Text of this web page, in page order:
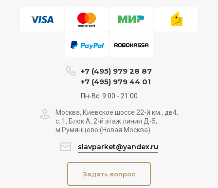
+7 (495) 979 28 87
+7 (495) 979 44 01
Пн-Вс: 9:00 - 21:00
Москва, Киевское шоссе 22-й км., дв4,
с. 1, Блок А, 2-й этаж линия Д-5,
м.Румянцево (Новая Москва)
slavparket@yandex.ru
Задать вопрос